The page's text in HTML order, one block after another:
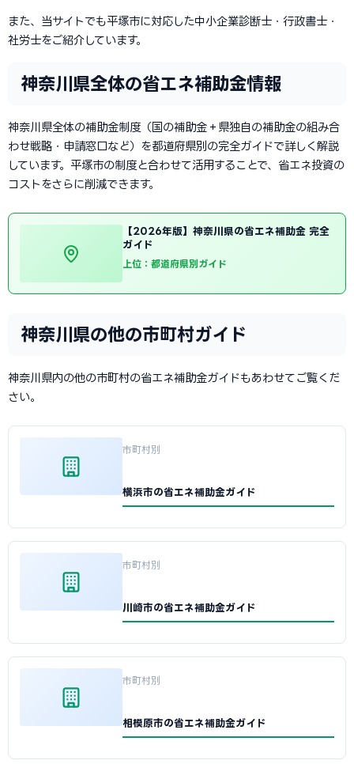
また、当サイトでも平塚市に対応した中小企業診断士・行政書士・
社労士をご紹介しています。
神奈川県全体の省エネ補助金情報
神奈川県全体の補助金制度（国の補助金＋県独自の補助金の組み合
わせ戦略・申請窓口など）を都道府県別の完全ガイドで詳しく解説
しています。平塚市の制度と合わせて活用することで、省エネ投資の
コストをさらに削減できます。
【2026年版】神奈川県の省エネ補助金 完全
ガイド
上位：都道府県別ガイド
神奈川県の他の市町村ガイド
神奈川県内の他の市町村の省エネ補助金ガイドもあわせてご覧くだ
さい。
市町村別
横浜市の省エネ補助金ガイド
市町村別
川崎市の省エネ補助金ガイド
市町村別
相模原市の省エネ補助金ガイド